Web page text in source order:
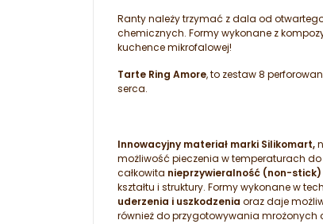
Ranty należy trzymać z dala od
chemicznych. Formy wykonane z
kuchence mikrofalowej!
Tarte Ring Amore, to zestaw 8
serca.
Innowacyjny materiał marki Silikomart,
możliwość pieczenia w temperaturach do
całkowita nieprzywieralność (non-stick)
kształtu i struktury. Formy wykonane w
uderzenia i uszkodzenia oraz daje
również do przygotowywania mrożonych